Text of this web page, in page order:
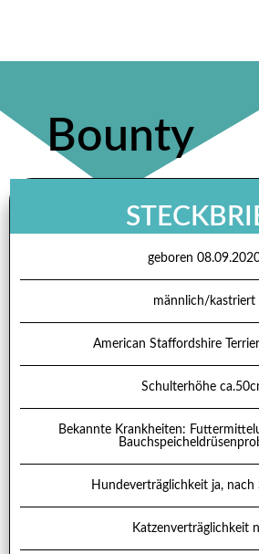
Bounty
geboren
männlich/kastriert
American Staffordshire
Schulterhöhe
Bekannte Krankheiten:
Hundeverträglichkeit ja, nach
Katzenverträglichkeit